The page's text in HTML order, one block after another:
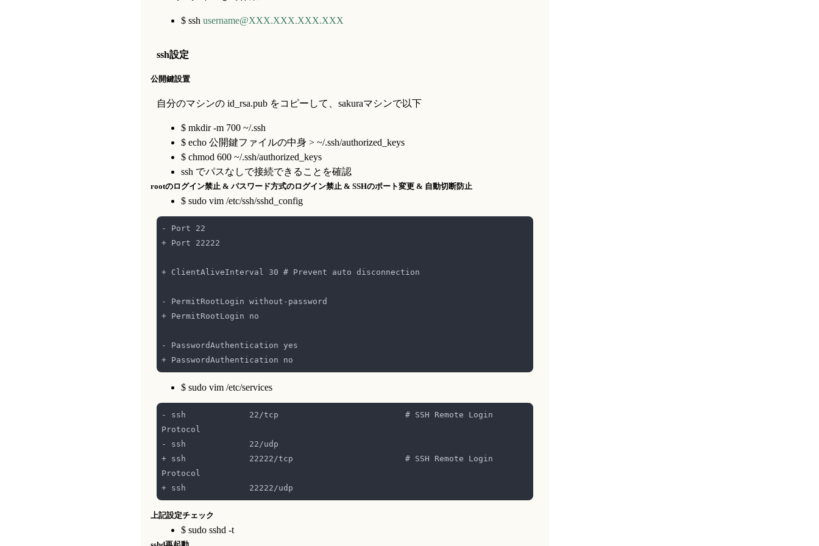
$ ssh username@XXX.XXX.XXX.XXX
ssh設定
公開鍵設置
自分のマシンの id_rsa.pub をコピーして、sakuraマシンで以下
$ mkdir -m 700 ~/.ssh
$ echo 公開鍵ファイルの中身 > ~/.ssh/authorized_keys
$ chmod 600 ~/.ssh/authorized_keys
ssh でパスなしで接続できることを確認
rootのログイン禁止 & パスワード方式のログイン禁止 & SSHのポート変更 & 自動切断防止
$ sudo vim /etc/ssh/sshd_config
$ sudo vim /etc/services
- ssh             22/tcp                          # SSH Remote Login
+ ssh             22222/tcp                       # SSH Remote Login
上記設定チェック
$ sudo sshd -t